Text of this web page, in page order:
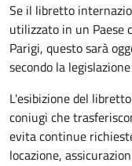
Se il libretto
utilizzato in un Paese
Parigi, questo sarà
secondo la
L'esibizione del
coniugi che
evita continue
locazione,